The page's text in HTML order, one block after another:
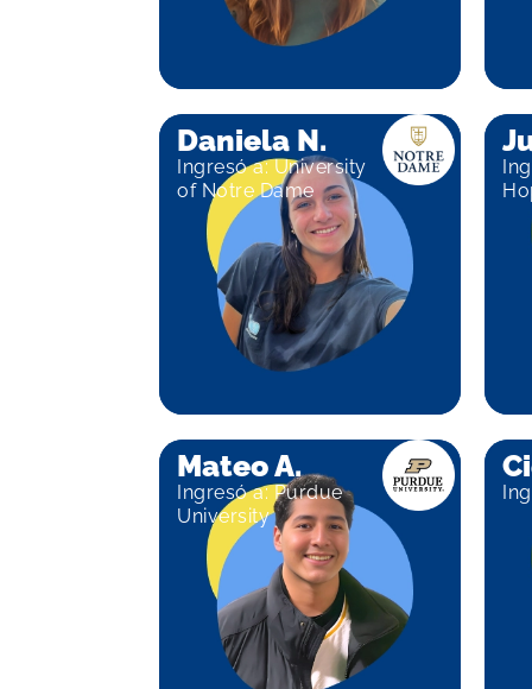
Daniela N.
Ingresó a: University
of Notre Dame
Mateo A.
Ingresó a: Purdue
University